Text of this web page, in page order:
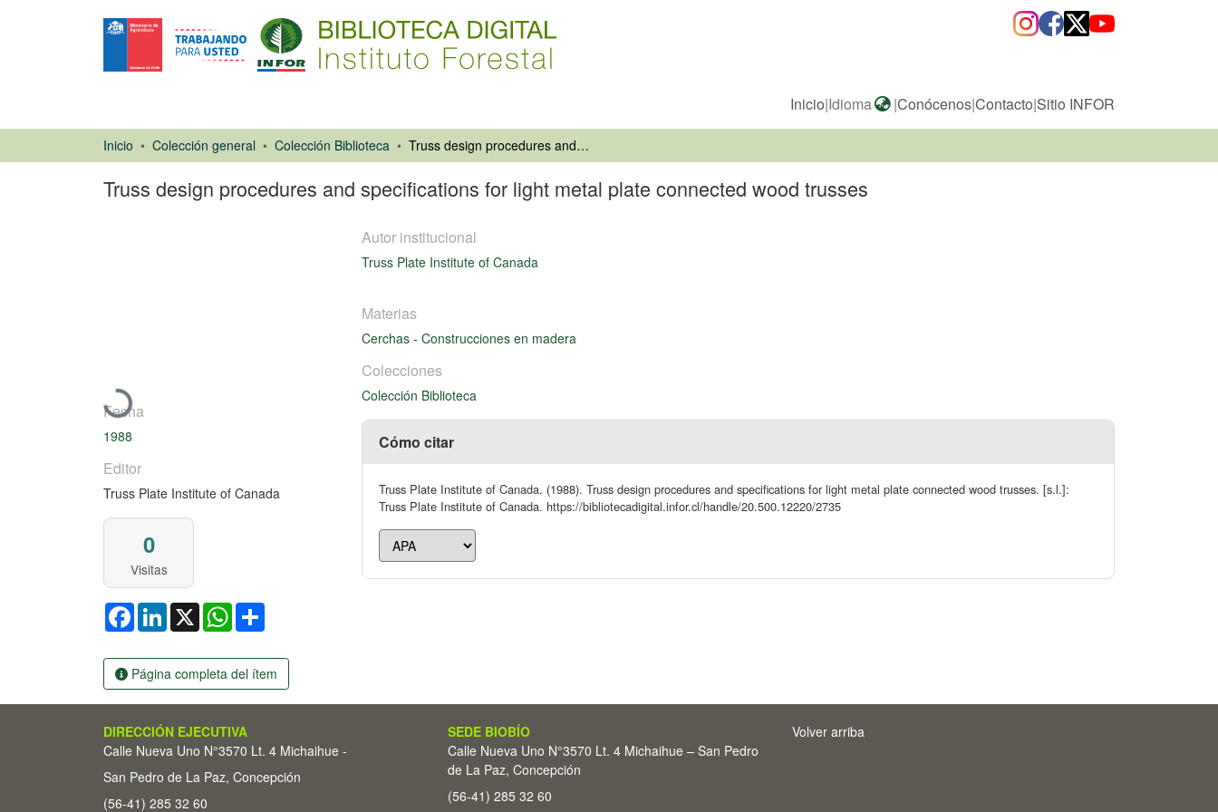
Inicio|Idioma |Conócenos|Contacto|Sitio INFOR
Inicio Colección general Colección Biblioteca Truss design procedures and specifications for light metal plate connected wood trusses
Truss design procedures and specifications for light metal plate connected wood trusses
Cargando...
Fecha
1988
Editor
Truss Plate Institute of Canada
0
Visitas
FacebookLinkedIn
X WhatsApp
Página completa del ítem
Autor institucional
Truss Plate Institute of Canada
Materias
Cerchas - Construcciones en madera
Colecciones
Colección Biblioteca
Cómo citar
Truss Plate Institute of Canada. (1988). Truss design procedures and specifications for light metal plate connected wood trusses. [s.l.]:
Truss Plate Institute of Canada. https://bibliotecadigital.infor.cl/handle/20.500.12220/2735
DIRECCIÓN EJECUTIVA
Calle Nueva Uno N°3570 Lt. 4 Michaihue -
San Pedro de La Paz, Concepción
(56-41) 285 32 60
SEDE BIOBÍO
Calle Nueva Uno N°3570 Lt. 4 Michaihue – San Pedro
de La Paz, Concepción
(56-41) 285 32 60
Volver arriba